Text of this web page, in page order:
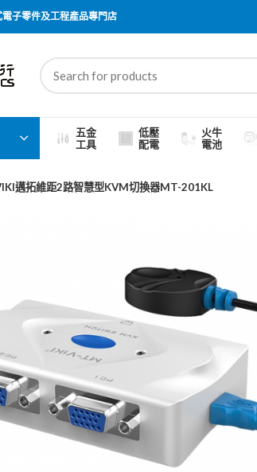
子零件及工程產品專門店
五金
工具
低壓
配電
火牛
電池
邁拓維距2路智慧型KVM切換器MT-201KL